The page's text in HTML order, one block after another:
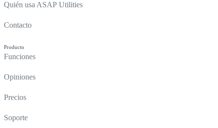
Quién usa ASAP Utilities
Contacto
Producto
Funciones
Opiniones
Precios
Soporte